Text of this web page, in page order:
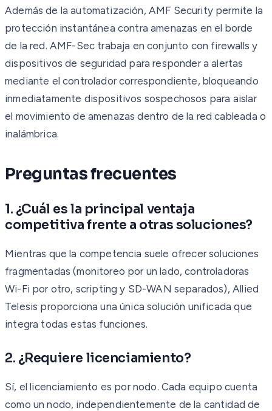
Además de la automatización, AMF Security permite la
protección instantánea contra amenazas en el borde
de la red. AMF-Sec trabaja en conjunto con firewalls y
dispositivos de seguridad para responder a alertas
mediante el controlador correspondiente, bloqueando
inmediatamente dispositivos sospechosos para aislar
el movimiento de amenazas dentro de la red cableada o
inalámbrica.
Preguntas frecuentes
1. ¿Cuál es la principal ventaja
competitiva frente a otras soluciones?
Mientras que la competencia suele ofrecer soluciones
fragmentadas (monitoreo por un lado, controladoras
Wi-Fi por otro, scripting y SD-WAN separados), Allied
Telesis proporciona una única solución unificada que
integra todas estas funciones.
2. ¿Requiere licenciamiento?
Sí, el licenciamiento es por nodo. Cada equipo cuenta
como un nodo, independientemente de la cantidad de